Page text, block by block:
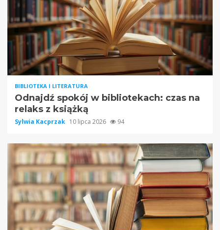
BIBLIOTEKA I LITERATURA
Odnajdź spokój w bibliotekach: czas na
relaks z książką
Sylwia Kacprzak 10 lipca 2026 94